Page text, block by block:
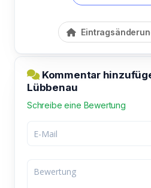
Kommentar
Lübbenau
Schreibe eine Bewertung